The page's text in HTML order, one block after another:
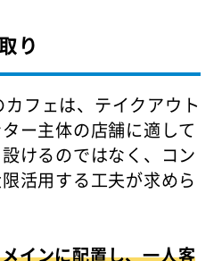
り
フェは、テイクアウト
ー主体の店舗に適して
けるのではなく、コン
活用する工夫が求めら
インに配置し、一人客